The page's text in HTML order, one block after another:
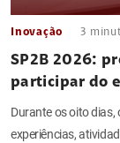
Inovação 3
SP2B 2026:
participar do
Durante os oito dias,
experiências,